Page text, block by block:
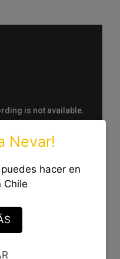
son una
desean
Nevar!
hacer en
Chile